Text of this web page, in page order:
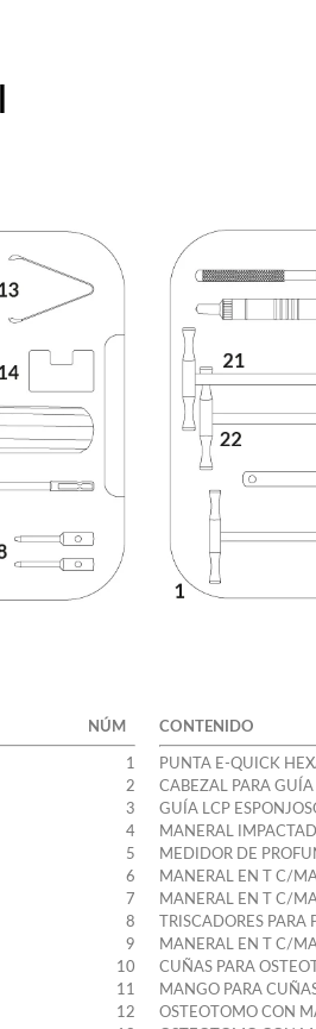
NÚM
1
2
3
4
5
6
7
8
9
10
11
12
CONTENIDO
PUNTA E-QUICK
CABEZAL PARA
GUÍA LCP
MANERAL
MEDIDOR DE
MANERAL EN T C/
MANERAL EN T C/
TRISCADORES
MANERAL EN T C/
CUÑAS PARA
MANGO PARA
OSTEOTOMO CON